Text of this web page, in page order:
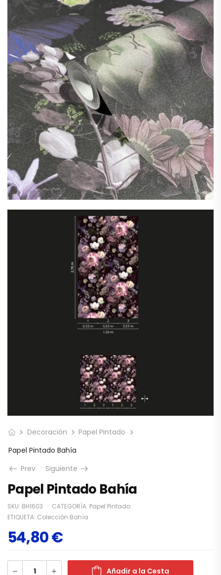
Decoración
Papel Pintado
Papel Pintado Bahía
Prev
Siguiente
Papel Pintado Bahía
SKU: BH1603 CATEGORÍA: Papel Pintado
ETIQUETA: Colección Bahía
54,80€
Añadir a la Cesta